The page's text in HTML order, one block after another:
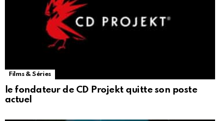
Films & Séries
le fondateur de CD Projekt quitte son poste
actuel